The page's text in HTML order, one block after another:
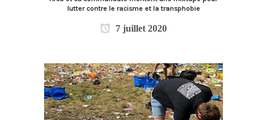
lutter contre le racisme et la transphobie
7 juillet 2020